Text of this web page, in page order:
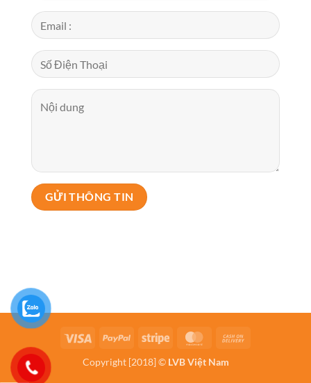
Visa PayPal Stripe MasterCard
Copyright [2018] © LVB Việt Nam